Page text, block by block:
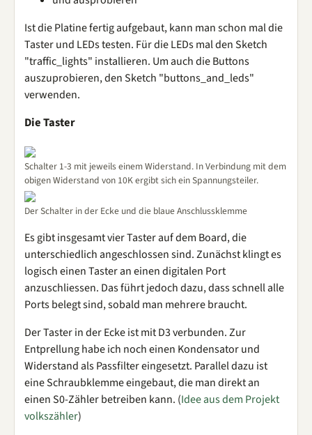
Ist die Platine fertig aufgebaut, kann man schon mal die
Taster und LEDs testen. Für die LEDs mal den Sketch
"traffic_lights" installieren. Um auch die Buttons
auszuprobieren, den Sketch "buttons_and_leds"
verwenden.
Die Taster
Schalter 1-3 mit jeweils einem Widerstand. In Verbindung mit dem
obigen Widerstand von 10K ergibt sich ein Spannungsteiler.
Der Schalter in der Ecke und die blaue Anschlussklemme
Es gibt insgesamt vier Taster auf dem Board, die
unterschiedlich angeschlossen sind. Zunächst klingt es
logisch einen Taster an einen digitalen Port
anzuschliessen. Das führt jedoch dazu, dass schnell alle
Ports belegt sind, sobald man mehrere braucht.
Der Taster in der Ecke ist mit D3 verbunden. Zur
Entprellung habe ich noch einen Kondensator und
Widerstand als Passfilter eingesetzt. Parallel dazu ist
eine Schraubklemme eingebaut, die man direkt an
einen S0-Zähler betreiben kann. (Idee aus dem Projekt
volkszähler)